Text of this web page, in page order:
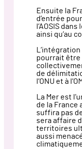
Ensuite la
d’entrée
l’AOSIS
ainsi qu’au
L’intégration
pourrait être
de
l’ONU et à
La Mer est
de la France
suffira pas
sera affaire
territoires
aussi